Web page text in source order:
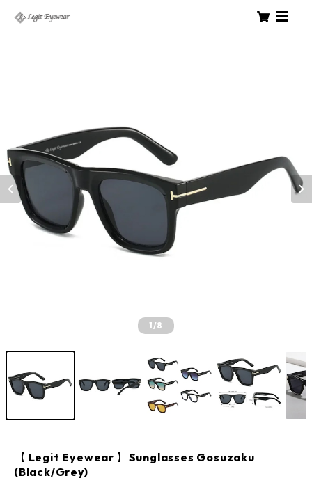
1/8
【 Legit Eyewear 】Sunglasses Gosuzaku
(Black/Grey)